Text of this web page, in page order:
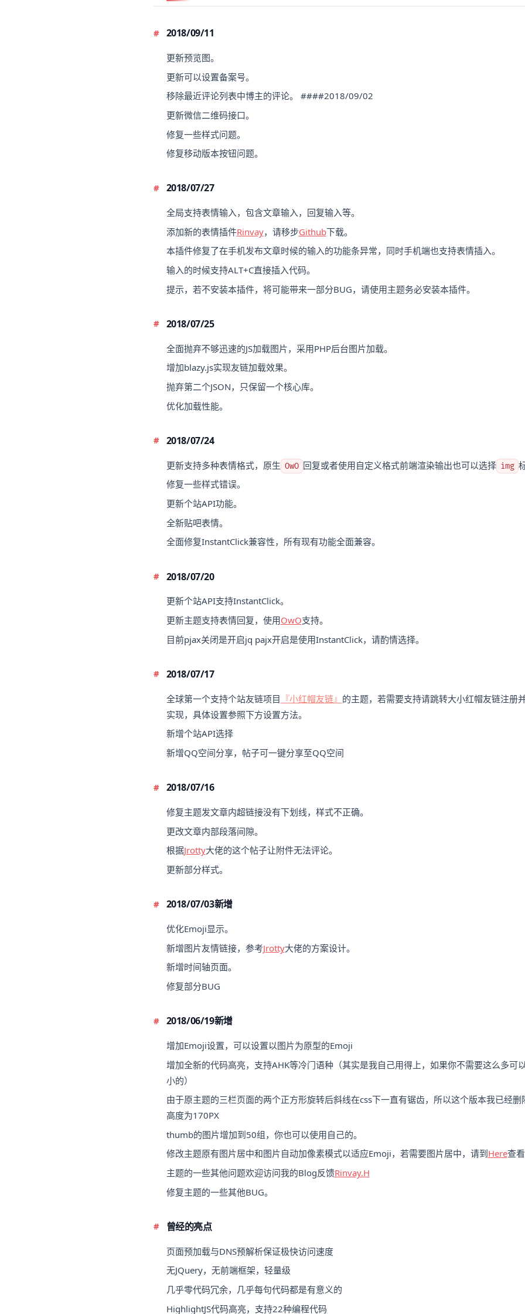
2018/09/11
更新预览图。
更新可以设置备案号。
移除最近评论列表中博主的评论。 ####2018/09/02
更新微信二维码接口。
修复一些样式问题。
修复移动版本按钮问题。
2018/07/27
全局支持表情输入，包含文章输入，回复输入等。
添加新的表情插件Rinvay，请移步Github下载。
本插件修复了在手机发布文章时候的输入的功能条异常，同时手机端也支持表情插入。
输入的时候支持ALT+C直接插入代码。
提示，若不安装本插件，将可能带来一部分BUG，请使用主题务必安装本插件。
2018/07/25
全面抛弃不够迅速的JS加载图片，采用PHP后台图片加载。
增加blazy.js实现友链加载效果。
抛弃第二个JSON，只保留一个核心库。
优化加载性能。
2018/07/24
更新支持多种表情格式，原生 OwO 回复或者使用自定义格式前端渲染输出也可以选择 img
修复一些样式错误。
更新个站API功能。
全新贴吧表情。
全面修复InstantClick兼容性，所有现有功能全面兼容。
2018/07/20
更新个站API支持InstantClick。
更新主题支持表情回复，使用OwO支持。
目前pjax关闭是开启jq pajx开启是使用InstantClick，请酌情选择。
2018/07/17
全球第一个支持个站友链项目 『小红帽友链』 的主题，若需要支持请跳转大小红帽友链注册
实现，具体设置参照下方设置方法。
新增个站API选择
新增QQ空间分享，帖子可一键分享至QQ空间
2018/07/16
修复主题发文章内超链接没有下划线，样式不正确。
更改文章内部段落间隙。
根据Jrotty大佬的这个帖子让附件无法评论。
更新部分样式。
2018/07/03新增
优化Emoji显示。
新增图片友情链接，参考Jrotty大佬的方案设计。
新增时间轴页面。
修复部分BUG
2018/06/19新增
增加Emoji设置，可以设置以图片为原型的Emoji
增加全新的代码高亮，支持AHK等冷门语种（其实是我自己用得上，如果你不需要这么多可
小的）
由于原主题的三栏页面的两个正方形旋转后斜线在css下一直有锯齿，所以这个版本我已经
高度为170PX
thumb的图片增加到50组，你也可以使用自己的。
修改主题原有图片居中和图片自动加像素模式以适应Emoji，若需要图片居中，请到Here查看
主题的一些其他问题欢迎访问我的Blog反馈Rinvay.H
修复主题的一些其他BUG。
曾经的亮点
页面预加载与DNS预解析保证极快访问速度
无JQuery，无前端框架，轻量级
几乎零代码冗余，几乎每句代码都是有意义的
HighlightJS代码高亮，支持22种编程代码